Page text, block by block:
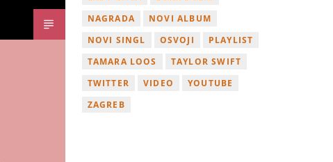
NAGRADA
NOVI ALBUM
NOVI SINGL
OSVOJI
PLAYLIST
TAMARA LOOS
TAYLOR SWIFT
TWITTER
VIDEO
YOUTUBE
ZAGREB